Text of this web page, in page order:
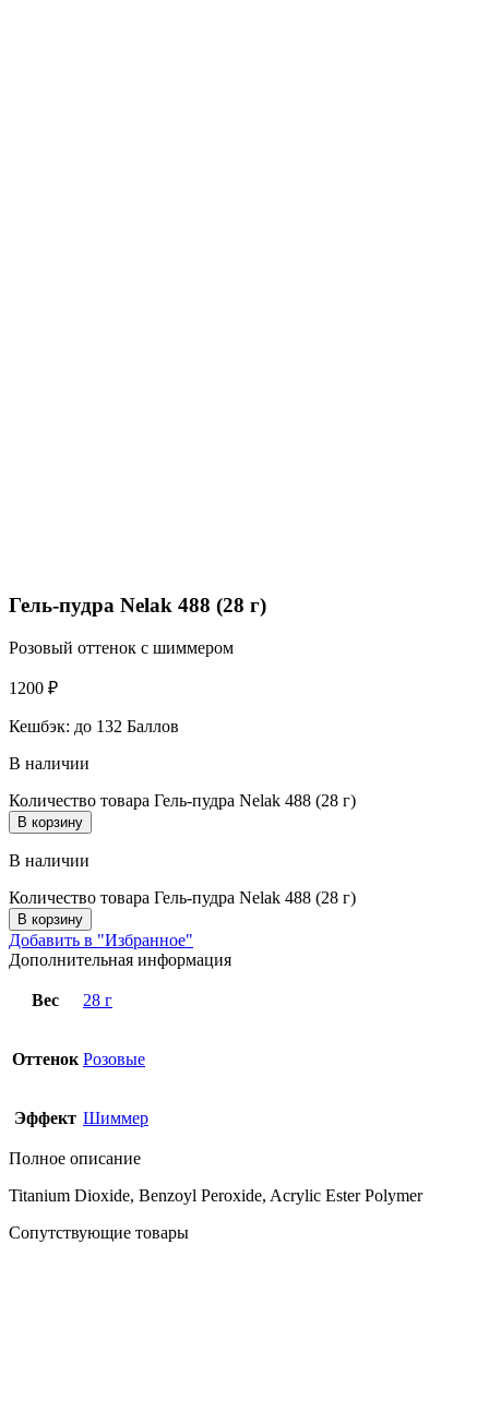
Гель-пудра Nelak 488 (28 г)
Розовый оттенок с шиммером
1200 ₽
Кешбэк: до 132 Баллов
В наличии
Количество товара Гель-пудра Nelak 488 (28 г)
В корзину
В наличии
Количество товара Гель-пудра Nelak 488 (28 г)
В корзину
Добавить в "Избранное"
Дополнительная информация
Вес 28 г
Оттенок Розовые
Эффект Шиммер
Полное описание
Titanium Dioxide, Benzoyl Peroxide, Acrylic Ester Polymer
Сопутствующие товары